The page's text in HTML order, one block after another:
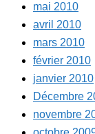
mai 2010
avril 2010
mars 2010
février 2010
janvier 2010
Décembre
novembre